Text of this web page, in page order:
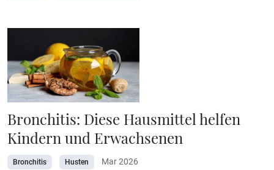
Bronchitis: Diese Hausmittel helfen
Kindern und Erwachsenen
Bronchitis Husten Mar 2026